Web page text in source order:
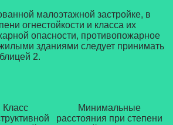
малоэтажной застройке, в
огнестойкости и класса их
опасности, противопожарное
зданиями следует принимать
2.
Класс
Минимальные
расстояния при степени